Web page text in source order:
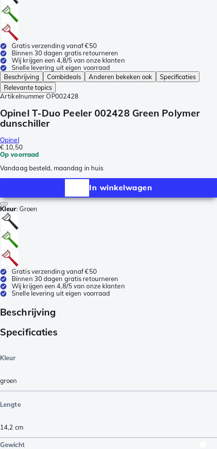
Gratis verzending vanaf €50
Binnen 30 dagen gratis retourneren
Wij krijgen een 4,8/5 van onze klanten
Snelle levering uit eigen voorraad
Beschrijving
Combideals Anderen bekeken ook
Specificaties
Relevante topics
Artikelnummer OP002428
Opinel T-Duo Peeler 002428 Green Polymer
dunschiller
Opinel
€ 10,50
Op voorraad
Vandaag besteld, maandag in huis
In winkelwagen
Kleur:Groen
Gratis verzending vanaf €50
Binnen 30 dagen gratis retourneren
Wij krijgen een 4,8/5 van onze klanten
Snelle levering uit eigen voorraad
Beschrijving
Specificaties
Kleur
groen
Lengte
14,2 cm
Gewicht